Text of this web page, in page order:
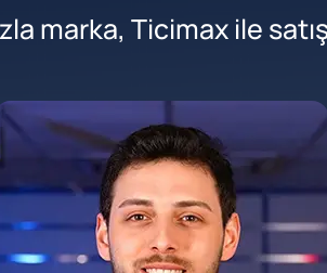
marka, Ticimax ile